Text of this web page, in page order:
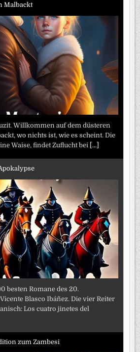
Malbackt
Willkommen auf dem düsteren
wo nichts ist, wie es scheint. Die
Waise, findet Zuflucht bei [...]
besten Romane des 20.
Blasco Ibáñez. Die vier Reiter
Los cuatro jinetes del
zum Zambesi